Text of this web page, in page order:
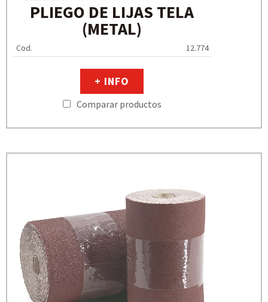
PLIEGO DE LIJAS TELA
(METAL)
Cod. 12.774
+ INFO
Comparar productos